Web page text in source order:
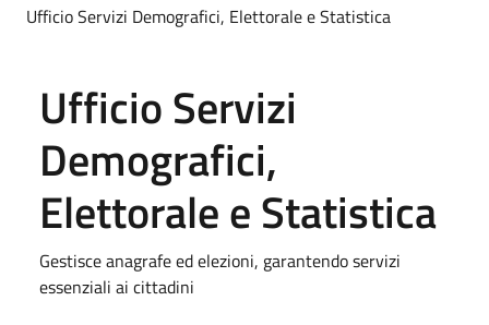
Ufficio Servizi Demografici, Elettorale e Statistica
Ufficio Servizi
Demografici,
Elettorale e Statistica
Gestisce anagrafe ed elezioni, garantendo servizi
essenziali ai cittadini